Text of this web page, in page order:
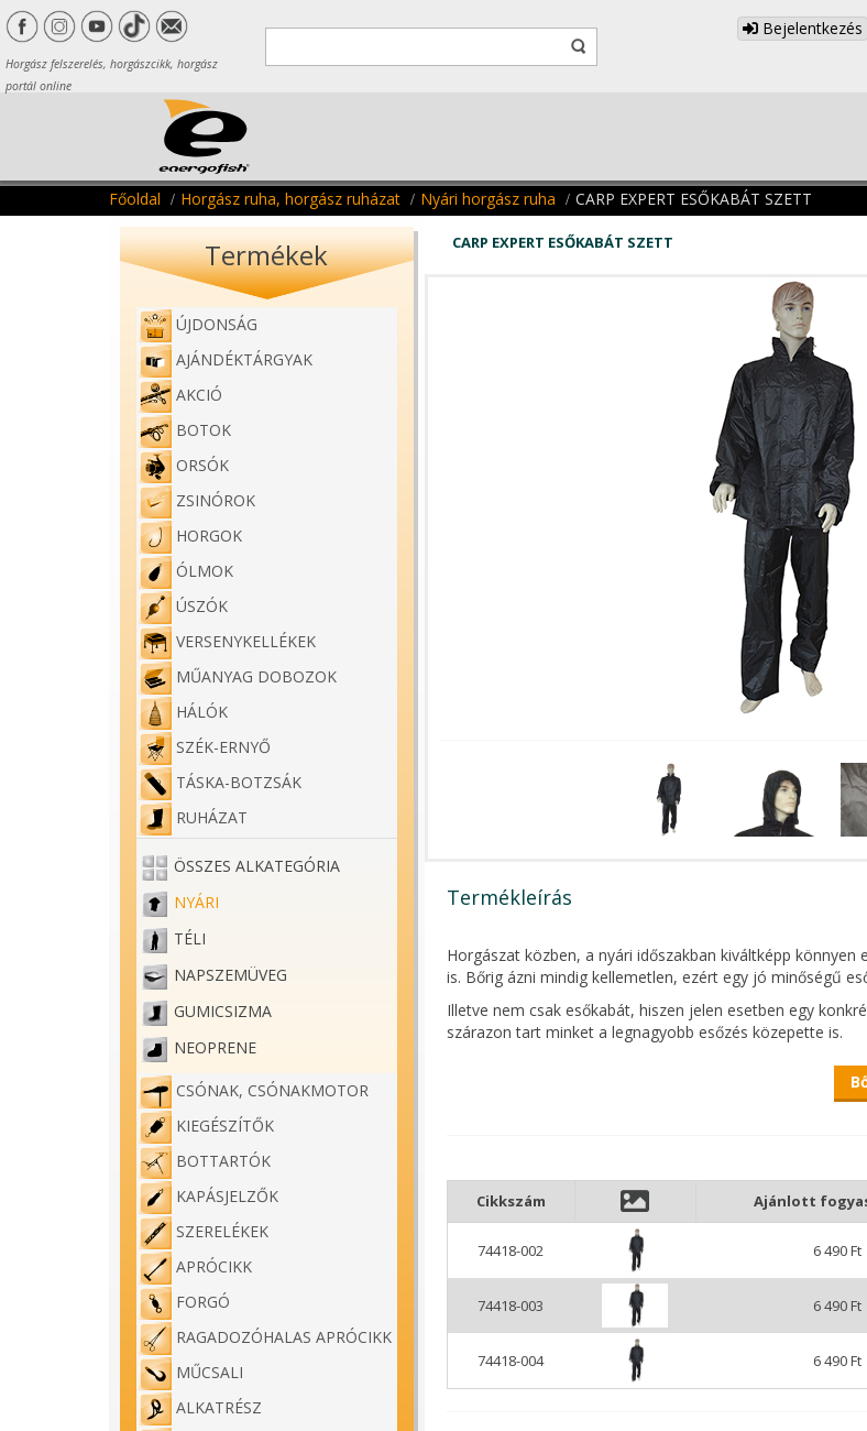
Horgász felszerelés, horgászcikk, horgász
portál online
Bejelentkezés
Főoldal Horgász ruha, horgász ruházat Nyári horgász ruha CARP EXPERT ESŐKABÁT SZETT
Termékek
ÚJDONSÁG
AJÁNDÉKTÁRGYAK
AKCIÓ
BOTOK
ORSÓK
ZSINÓROK
HORGOK
ÓLMOK
ÚSZÓK
VERSENYKELLÉKEK
MŰANYAG DOBOZOK
HÁLÓK
SZÉK-ERNYŐ
TÁSKA-BOTZSÁK
RUHÁZAT
ÖSSZES ALKATEGÓRIA
NYÁRI
TÉLI
NAPSZEMÜVEG
GUMICSIZMA
NEOPRENE
CSÓNAK, CSÓNAKMOTOR
KIEGÉSZÍTŐK
BOTTARTÓK
KAPÁSJELZŐK
SZERELÉKEK
APRÓCIKK
FORGÓ
RAGADOZÓHALAS APRÓCIKK
MŰCSALI
ALKATRÉSZ
CARP EXPERT ESŐKABÁT SZETT
Termékleírás
Horgászat közben, a nyári időszakban kiváltképp
is. Bőrig ázni mindig kellemetlen, ezért egy jó minőségű
Illetve nem csak esőkabát, hiszen jelen esetben egy
szárazon tart minket a legnagyobb esőzés közepette is.
L-es, XL-es és XXL-es méretekben került forgalomba,
változatot ahhoz, hogy az időjárás viszontagságaival
Cikkszám Ajánlott
74418-002 6 490 Ft
74418-003 6 490 Ft
74418-004 6 490 Ft